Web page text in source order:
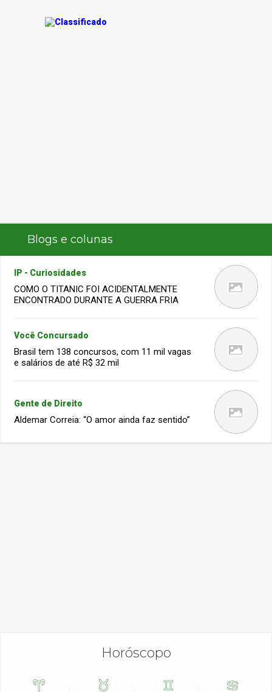
Blogs e colunas
IP - Curiosidades
COMO O TITANIC FOI ACIDENTALMENTE
ENCONTRADO DURANTE A GUERRA FRIA
Você Concursado
Brasil tem 138 concursos, com 11 mil vagas
e salários de até R$ 32 mil
Gente de Direito
Aldemar Correia: “O amor ainda faz sentido”
Horóscopo